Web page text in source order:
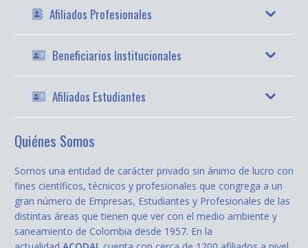
Afiliados Profesionales
Beneficiarios Institucionales
Afiliados Estudiantes
Quiénes Somos
Somos una entidad de carácter privado sin ánimo de lucro con
fines científicos, técnicos y profesionales que congrega a un
gran número de Empresas, Estudiantes y Profesionales de las
distintas áreas que tienen que ver con el medio ambiente y
saneamiento de Colombia desde 1957. En la